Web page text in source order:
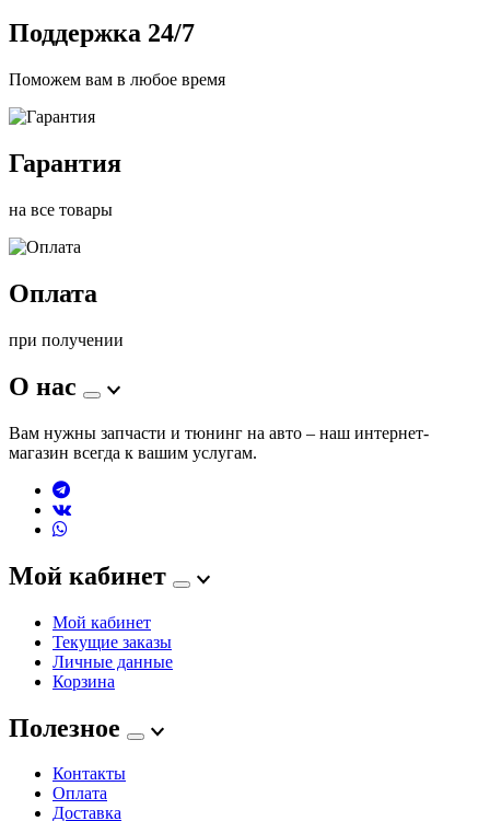
Поддержка 24/7
Поможем вам в любое время
Гарантия
на все товары
Оплата
при получении
О нас
Вам нужны запчасти и тюнинг на авто – наш интернет-
магазин всегда к вашим услугам.
Мой кабинет
Мой кабинет
Текущие заказы
Личные данные
Корзина
Полезное
Контакты
Оплата
Доставка